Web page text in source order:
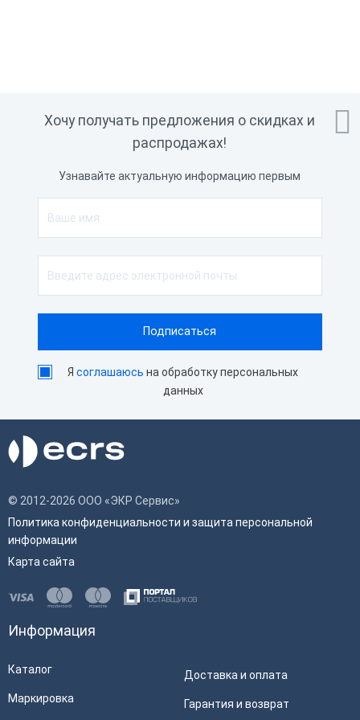

Хочу получать предложения о скидках и
распродажах!
Узнавайте актуальную информацию первым
Ясоглашаюсь на обработку персональных
данных
© 2012-2026 ООО «ЭКР Сервис»
Политика конфиденциальности и защита персональной
информации
Карта сайта
Информация
Каталог
Маркировка
Доставка и оплата
Гарантия и возврат